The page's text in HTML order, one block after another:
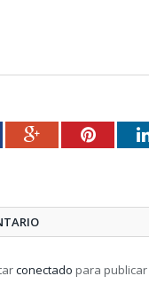
Google+
conectado para